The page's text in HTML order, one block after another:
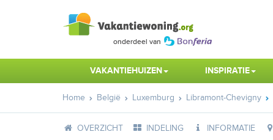
VAKANTIEHUIZEN INSPIRATIE
Home België Luxemburg Libramont-Chevigny
OVERZICHT INDELING INFORMATIE